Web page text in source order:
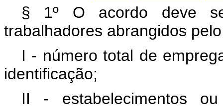
§ 1º O acordo deve
trabalhadores abrangidos
I - número total de
identificação;
II - estabelecimentos